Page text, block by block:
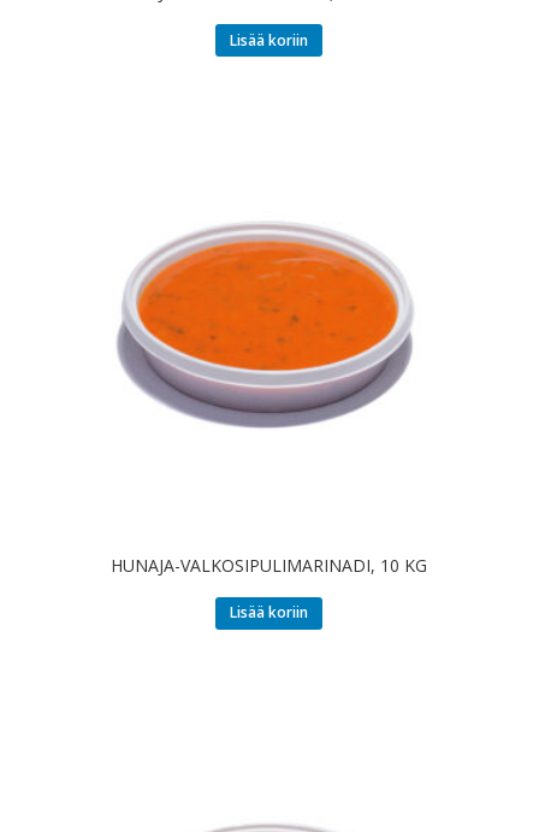
Lisää koriin
HUNAJA-VALKOSIPULIMARINADI, 10 KG
Lisää koriin